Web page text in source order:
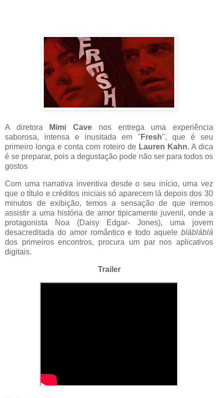
A diretora Mimi Cave nos entrega uma experiência
saborosa, intensa e inusitada em ''Fresh'', que é seu
primeiro longa e conta com roteiro de Lauren Kahn. A dica
é se preparar, pois a degustação pode não ser para todos os
gostos
Com uma narrativa inventiva desde o seu início, uma vez
que o título e créditos iniciais só aparecem lá depois dos 30
minutos de exibição, temos a sensação de que iremos
assistir a uma história de amor tipicamente juvenil, onde a
protagonista Noa (Daisy Edgar- Jones), uma jovem
desacreditada do amor romântico e todo aquele blábláblá
dos primeiros encontros, procura um par nos aplicativos
digitais.
Trailer